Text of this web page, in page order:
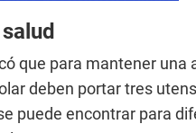
que para mantener una
deben portar tres
puede encontrar para